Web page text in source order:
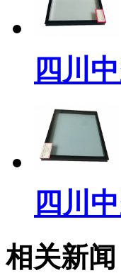
四川
四川
相关新闻